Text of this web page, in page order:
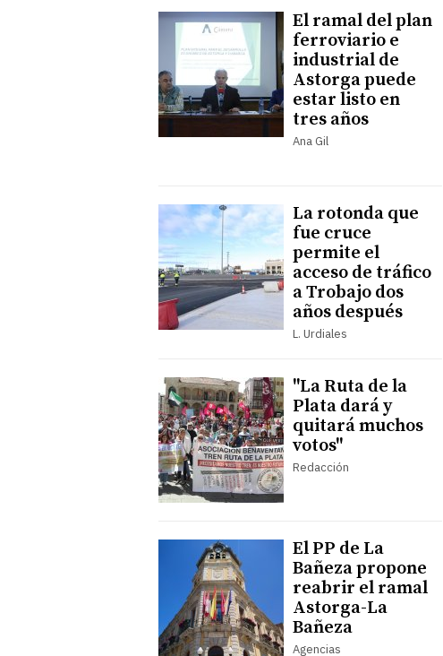
El ramal del plan
ferroviario e
industrial de
Astorga puede
estar listo en
tres años
Ana Gil
La rotonda que
fue cruce
permite el
acceso de tráfico
a Trobajo dos
años después
L. Urdiales
"La Ruta de la
Plata dará y
quitará muchos
votos"
Redacción
El PP de La
Bañeza propone
reabrir el ramal
Astorga-La
Bañeza
Agencias